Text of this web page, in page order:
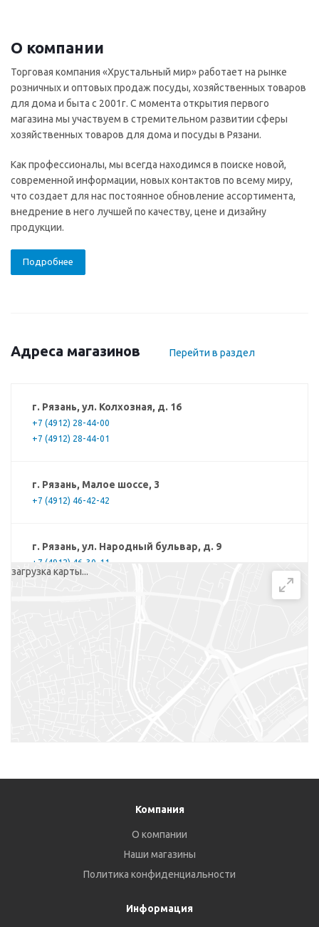
О компании
Торговая компания «Хрустальный мир» работает на рынке
розничных и оптовых продаж посуды, хозяйственных товаров
для дома и быта с 2001г. С момента открытия первого
магазина мы участвуем в стремительном развитии сферы
хозяйственных товаров для дома и посуды в Рязани.
Как профессионалы, мы всегда находимся в поиске новой,
современной информации, новых контактов по всему миру,
что создает для нас постоянное обновление ассортимента,
внедрение в него лучшей по качеству, цене и дизайну
продукции.
Подробнее
Адреса магазинов Перейти в раздел
г. Рязань, ул. Колхозная, д. 16
+7 (4912) 28-44-00
+7 (4912) 28-44-01
г. Рязань, Малое шоссе, 3
+7 (4912) 46-42-42
г. Рязань, ул. Народный бульвар, д. 9
+7 (4912) 46-30-11
загрузка карты...
Компания
О компании
Наши магазины
Политика конфиденциальности
Информация